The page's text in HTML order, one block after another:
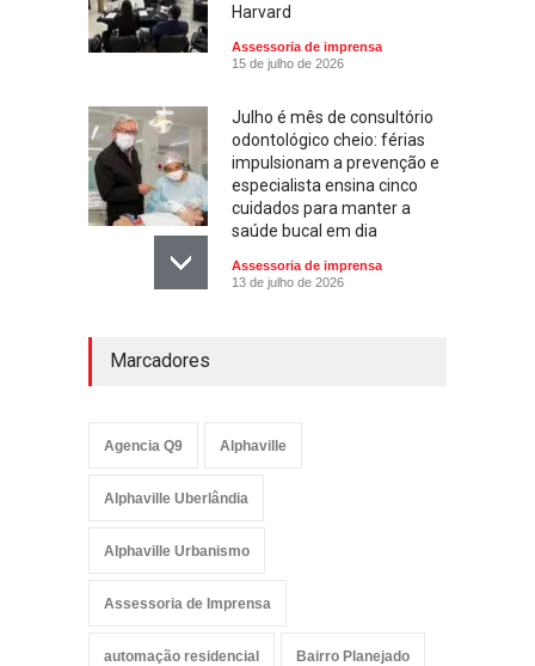
Harvard
Assessoria de imprensa
15 de julho de 2026
Julho é mês de consultório
odontológico cheio: férias
impulsionam a prevenção e
especialista ensina cinco
cuidados para manter a
saúde bucal em dia
Assessoria de imprensa
13 de julho de 2026
Assessoria de imprensa
13 de julho de 2026
Novo episódio do
Mônica Cunha para uma
palavra
9 de julho de 2026
Marcadores
Agencia Q9 Alphaville
Alphaville Uberlândia
Alphaville Urbanismo
Assessoria de Imprensa
automação residencial Bairro Planejado